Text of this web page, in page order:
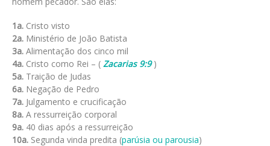
1a. Cristo visto
2a. Ministério de João Batista
3a. Alimentação dos cinco mil
4a. Cristo como Rei – ( Zacarias 9:9)
5a. Traição de Judas
6a. Negação de Pedro
7a. Julgamento e crucificação
8a. A ressurreição corporal
9a. 40 dias após a ressurreição
10a. Segunda vinda predita (parúsia ou parousia)